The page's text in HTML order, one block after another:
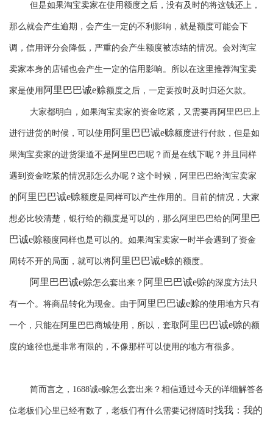
但是如果淘宝卖家在使用额度之后，没有及时的将这钱还上，
那么就会产生逾期 ，会产生一定的不利影响，就是额度可能会下
调，信用评分会降低，严重的会产生额度被冻结的情况。会对淘宝
卖家本身的店铺也会产生一定的信用影响。所以在这里推荐淘宝卖
家是使用 阿里巴巴诚e赊额度之后，一定要按时及时归还欠款。
大家都明白，如果淘宝卖家的资金吃紧，又需要再阿里巴巴上
进行进货的时候，可以使用 阿里巴巴诚e赊额度进行付款，但是如
果淘宝卖家的进货渠道不是阿里巴巴呢？而是在线下呢？并且同样
遇到资金吃紧的情况那怎么办呢？这个时候，阿里巴巴给淘宝卖家
的 阿里巴巴诚e赊额度是同样可以产生作用的。目前的情况，大家
想必比较清楚，银行给的额度是可以的，那么阿里巴巴给的 阿里巴
巴诚e赊额度同样也是可以的。如果淘宝卖家一时半会遇到了资金
周转不开的局面，就可以将阿里巴巴诚e赊的额度。
阿里巴巴诚e赊怎么套出来 ？ 阿里巴巴诚e赊的深度方法只
有一个。将商品转化为现金。由于阿里巴巴诚e赊的使用地方只有
一个，只能在阿里巴巴商城使用，所以，套取 阿里巴巴诚e赊的额
度的途径也是非常有限的，不像那样可以使用的地方有很多。
简而言之 ， 1688诚e赊怎么套出来？相信通过今天的详细解答各
位老板们心里已经有数了，老板们有什么需要记得随时找我：我的